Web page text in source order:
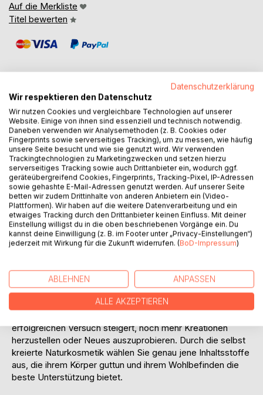
Auf die Merkliste
Titel bewerten
BESCHREIBUNG
Naturkosmetik erfreut sich immer grösser werdender
Beliebtheit.
Wer die Freude an selbst hergestellter Kosmetik entdeckt,
spart dadurch zudem noch Geld. Ausserdem enthält selbst
gemachte Kosmetik im Gegensatz zu entwickelten
Massenprodukten keine Zusatzstoffe, Mikroplastik, oder
andere Schadstoffe, da die Zutaten individuell bestimmt
werden können.
über echte Naturkosmetik. Es vermittelt sämtliches Wissen
über Bestandteile, Grundzutaten und die Wirkung sowie
Anwendung heilender Kräuter und ätherischer Öle.
erfolgreichen Versuch steigert, noch mehr Kreationen
herzustellen oder Neues auszuprobieren. Durch die selbst
kreierte Naturkosmetik wählen Sie genau jene Inhaltsstoffe
aus, die ihrem Körper guttun und ihrem Wohlbefinden die
beste Unterstützung bietet.
Datenschutzerklärung
Wir respektieren den Datenschutz
Wir nutzen Cookies und vergleichbare Technologien auf unserer
Website. Einige von ihnen sind essenziell und technisch notwendig.
Daneben verwenden wir Analysemethoden (z. B. Cookies oder
Fingerprints sowie serverseitiges Tracking), um zu messen, wie häufig
unsere Seite besucht und wie sie genutzt wird. Wir verwenden
Trackingtechnologien zu Marketingzwecken und setzen hierzu
serverseitiges Tracking sowie auch Drittanbieter ein, wodurch ggf.
geräteübergreifend Cookies, Fingerprints, Tracking-Pixel, IP-Adressen
sowie gehashte E-Mail-Adressen genutzt werden. Auf unserer Seite
betten wir zudem Drittinhalte von anderen Anbietern ein (Video-
Plattformen). Wir haben auf die weitere Datenverarbeitung und ein
etwaiges Tracking durch den Drittanbieter keinen Einfluss. Mit deiner
Einstellung willigst du in die oben beschriebenen Vorgänge ein. Du
kannst deine Einwilligung (z. B. im Footer unter „Privacy-Einstellungen“)
jederzeit mit Wirkung für die Zukunft widerrufen. (BoD-Impressum)
ABLEHNEN ANPASSEN
ALLE AKZEPTIEREN